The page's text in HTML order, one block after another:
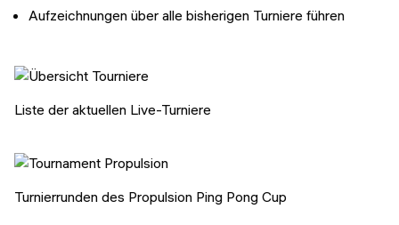
Aufzeichnungen über alle bisherigen Turniere führen
Liste der aktuellen Live-Turniere
Turnierrunden des Propulsion Ping Pong Cup